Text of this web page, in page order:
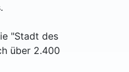
"Stadt des
über 2.400